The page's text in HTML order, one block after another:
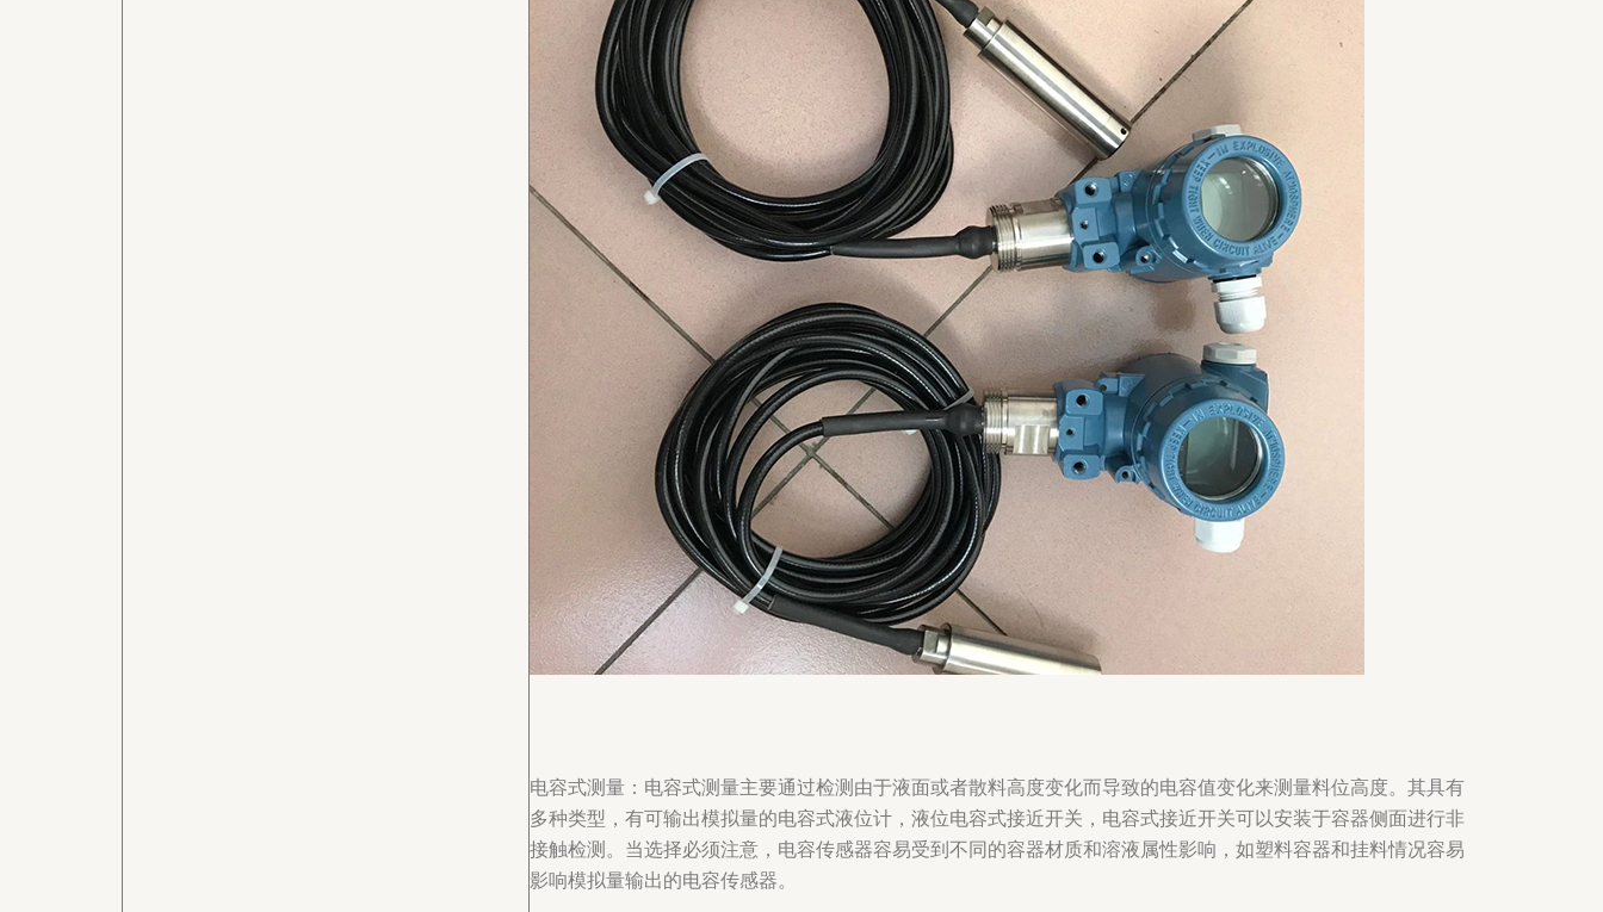
电容式测量：电容式测量主要通过检测由于液面或者散料高度变化而导致的电容值变化来测量料位高度。其具有
多种类型，有可输出模拟量的电容式液位计，液位电容式接近开关，电容式接近开关可以安装于容器侧面进行非
接触检测。当选择必须注意，电容传感器容易受到不同的容器材质和溶液属性影响，如塑料容器和挂料情况容易
影响模拟量输出的电容传感器。